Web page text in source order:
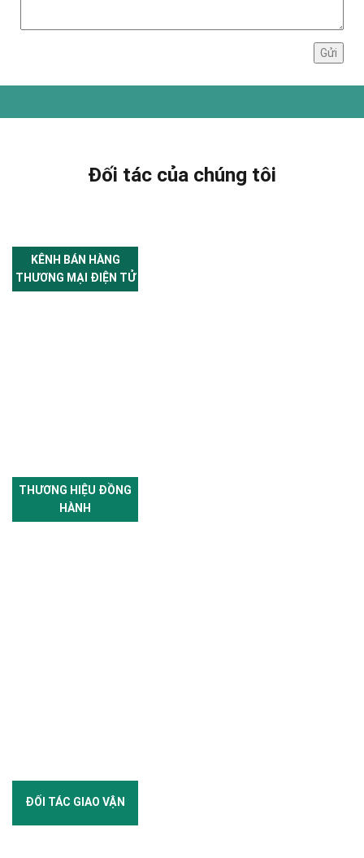
Đối tác của chúng tôi
KÊNH BÁN HÀNG
THƯƠNG MẠI ĐIỆN TỬ
THƯƠNG HIỆU ĐỒNG
HÀNH
ĐỐI TÁC GIAO VẬN